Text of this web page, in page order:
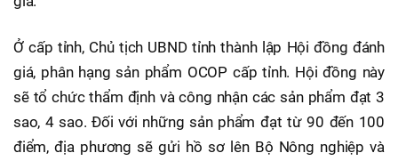
Ở cấp tỉnh, Chủ tịch UBND tỉnh thành lập Hội đồng đánh
giá, phân hạng sản phẩm OCOP cấp tỉnh. Hội đồng này
sẽ tổ chức thẩm định và công nhận các sản phẩm đạt 3
sao, 4 sao. Đối với những sản phẩm đạt từ 90 đến 100
điểm, địa phương sẽ gửi hồ sơ lên Bộ Nông nghiệp và